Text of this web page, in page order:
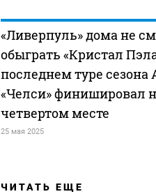
«Ливерпуль» дома не
обыграть «Кристал
последнем туре сезона
«Челси» финишировал
четвертом месте
25 мая 2025
ЧИТАТЬ ЕЩЕ